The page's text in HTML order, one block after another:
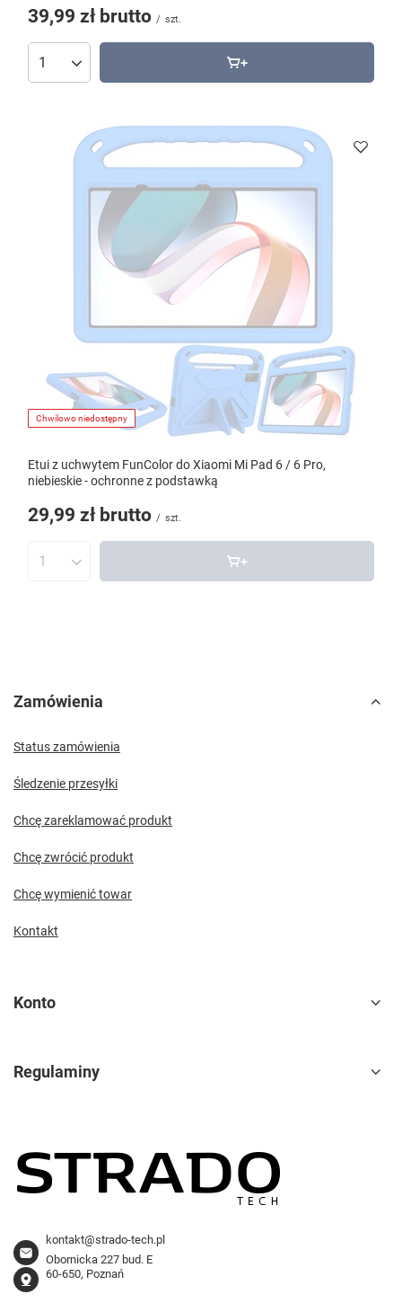
39,99 zł brutto / szt.
Chwilowo niedostępny
Etui z uchwytem FunColor do Xiaomi Mi Pad 6 / 6 Pro,
niebieskie - ochronne z podstawką
29,99 zł brutto / szt.
Zamówienia
Status zamówienia
Śledzenie przesyłki
Chcę zareklamować produkt
Chcę zwrócić produkt
Chcę wymienić towar
Kontakt
Konto
Regulaminy
kontakt@strado-tech.pl
Obornicka 227 bud. E
60-650, Poznań